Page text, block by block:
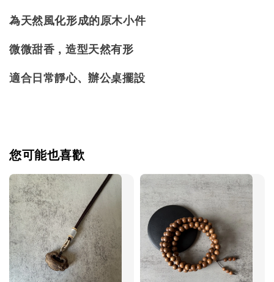
為天然風化形成的原木小件
微微甜香，造型天然有形
適合日常靜心、辦公桌擺設
您可能也喜歡